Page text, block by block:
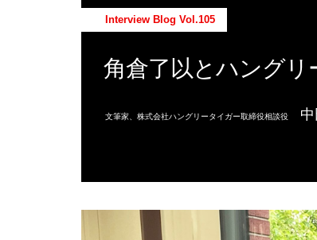
Interview Blog Vol.105
角倉了以とハングリ
文筆家、株式会社ハングリータイガー取締役相談役